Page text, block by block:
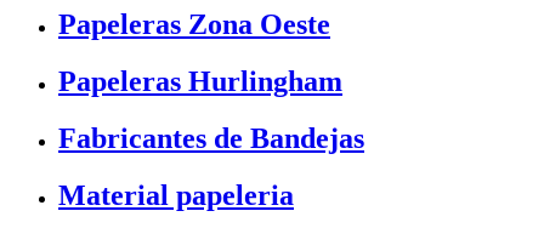
Papeleras Zona Oeste
Papeleras Hurlingham
Fabricantes de Bandejas
Material papeleria